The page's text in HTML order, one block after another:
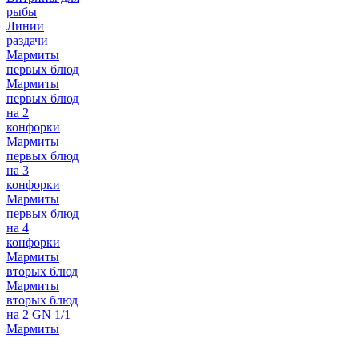
рыбы
Линии
раздачи
Мармиты
первых блюд
Мармиты
первых блюд
на 2
конфорки
Мармиты
первых блюд
на 3
конфорки
Мармиты
первых блюд
на 4
конфорки
Мармиты
вторых блюд
Мармиты
вторых блюд
на 2 GN 1/1
Мармиты